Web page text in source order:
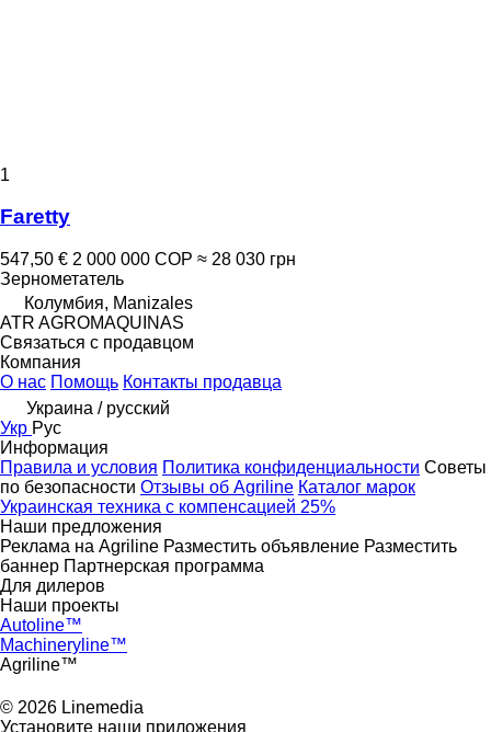
1
Faretty
547,50 € 2 000 000 COP ≈ 28 030 грн
Зернометатель
Колумбия, Manizales
ATR AGROMAQUINAS
Связаться с продавцом
Компания
О нас Помощь Контакты продавца
Украина / русский
Укр Рус
Информация
Правила и условия Политика конфиденциальности Советы
по безопасности Отзывы об Agriline Каталог марок
Украинская техника с компенсацией 25%
Наши предложения
Реклама на Agriline Разместить объявление Разместить
баннер Партнерская программа
Для дилеров
Наши проекты
Autoline™
Machineryline™
Agriline™
© 2026 Linemedia
Установите наши приложения